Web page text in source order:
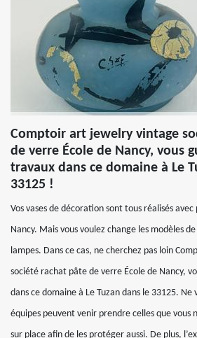
Comptoir art jewelry vintage
de verre École de Nancy, vous
travaux dans ce domaine à Le
33125 !
Vos vases de décoration sont tous réalisés
Nancy. Mais vous voulez change les modèles
lampes. Dans ce cas, ne cherchez pas loin
société rachat pâte de verre École de Nancy,
dans ce domaine à Le Tuzan dans le 33125. Ne
équipes peuvent venir prendre celles que vous
sur place afin de les protéger aussi. De plus,